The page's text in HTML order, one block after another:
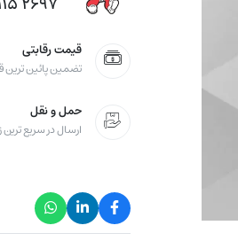
قیمت رقابتی
تضمین پائین ترین
حمل و نقل
ارسال در سریع